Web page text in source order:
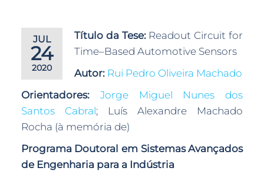
JUL
24
2020
Título da Tese: Readout Circuit for
Time–Based Automotive Sensors
Autor: Rui Pedro Oliveira Machado
Orientadores:
Jorge Miguel Nunes dos
Santos Cabral; Luís Alexandre Machado
Rocha (à memória de)
Programa Doutoral em Sistemas Avançados
de Engenharia para a Indústria